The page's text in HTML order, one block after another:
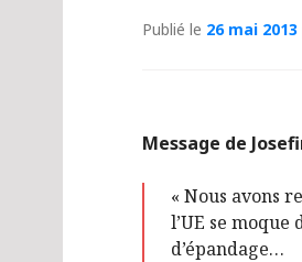
Publié le 26 mai 2013
Message de
« Nous avons
l’UE se
d’épandage…